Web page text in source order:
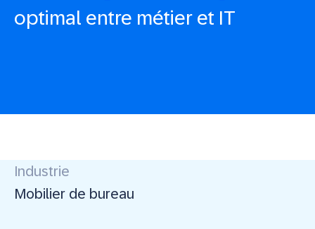
optimal entre métier et IT
Industrie
Mobilier de bureau